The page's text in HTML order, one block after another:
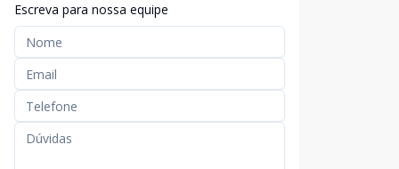
Escreva para nossa equipe